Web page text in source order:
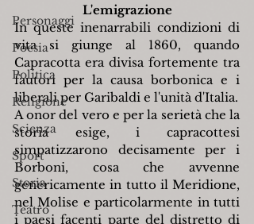
Personaggi
Poesia
Politica
Religione
Scienza
Sport
Storia
Teatro
L'emigrazione
In queste inenarrabili condizioni di
vita si giunge al 1860, quando
Capracotta era divisa fortemente tra
fautori per la causa borbonica e i
liberali per Garibaldi e l'unità d'Italia.
A onor del vero e per la serietà che la
storia esige, i capracottesi
simpatizzarono decisamente per i
Borboni, cosa che avvenne
genericamente in tutto il Meridione,
nel Molise e particolarmente in tutti
i paesi facenti parte del distretto di